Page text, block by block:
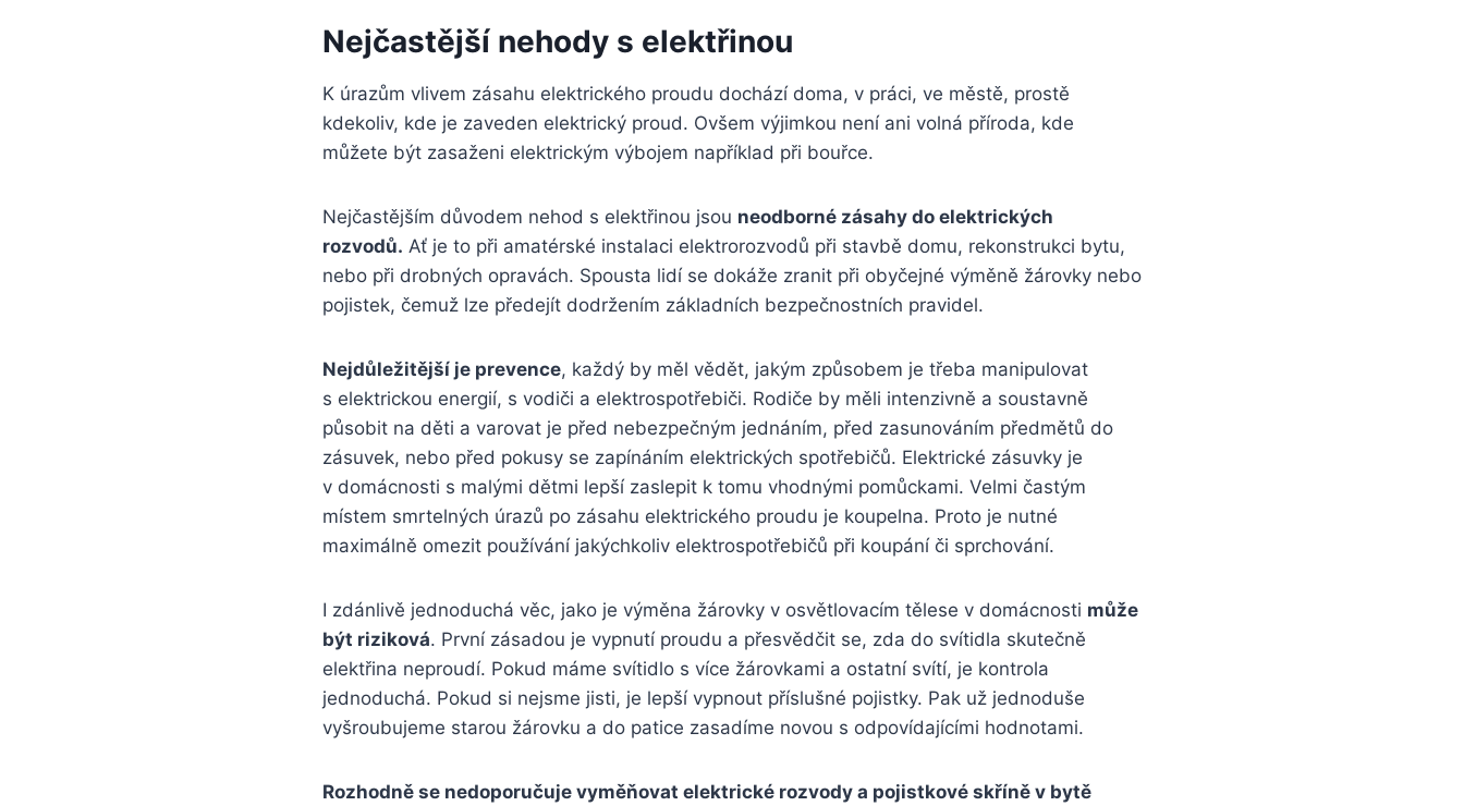
Nejčastější nehody s elektřinou
K úrazům vlivem zásahu elektrického proudu dochází doma, v práci, ve městě, prostě
kdekoliv, kde je zaveden elektrický proud. Ovšem výjimkou není ani volná příroda, kde
můžete být zasaženi elektrickým výbojem například při bouřce.
Nejčastějším důvodem nehod s elektřinou jsou neodborné zásahy do elektrických
rozvodů. Ať je to při amatérské instalaci elektrorozvodů při stavbě domu, rekonstrukci bytu,
nebo při drobných opravách. Spousta lidí se dokáže zranit při obyčejné výměně žárovky nebo
pojistek, čemuž lze předejít dodržením základních bezpečnostních pravidel.
Nejdůležitější je prevence, každý by měl vědět, jakým způsobem je třeba manipulovat
s elektrickou energií, s vodiči a elektrospotřebiči. Rodiče by měli intenzivně a soustavně
působit na děti a varovat je před nebezpečným jednáním, před zasunováním předmětů do
zásuvek, nebo před pokusy se zapínáním elektrických spotřebičů. Elektrické zásuvky je
v domácnosti s malými dětmi lepší zaslepit k tomu vhodnými pomůckami. Velmi častým
místem smrtelných úrazů po zásahu elektrického proudu je koupelna. Proto je nutné
maximálně omezit používání jakýchkoliv elektrospotřebičů při koupání či sprchování.
I zdánlivě jednoduchá věc, jako je výměna žárovky v osvětlovacím tělese v domácnosti může
být riziková. První zásadou je vypnutí proudu a přesvědčit se, zda do svítidla skutečně
elektřina neproudí. Pokud máme svítidlo s více žárovkami a ostatní svítí, je kontrola
jednoduchá. Pokud si nejsme jisti, je lepší vypnout příslušné pojistky. Pak už jednoduše
vyšroubujeme starou žárovku a do patice zasadíme novou s odpovídajícími hodnotami.
Rozhodně se nedoporučuje vyměňovat elektrické rozvody a pojistkové skříně v bytě